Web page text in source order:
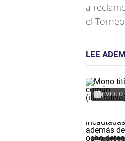
a
el
LEE
VIDEO